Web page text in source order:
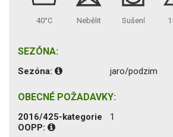
40°C Nebělit Sušení
SEZÓNA:
Sezóna: jaro/podzim
OBECNÉ POŽADAVKY:
2016/425-kategorie
OOPP:
1